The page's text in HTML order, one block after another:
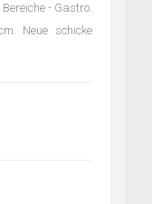
- Gastro.
Neue schicke